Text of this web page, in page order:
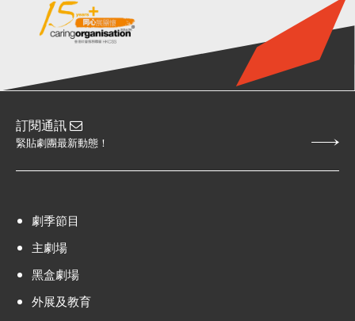
訂閱通訊
緊貼劇團最新動態！
劇季節目
主劇場
黑盒劇場
外展及教育